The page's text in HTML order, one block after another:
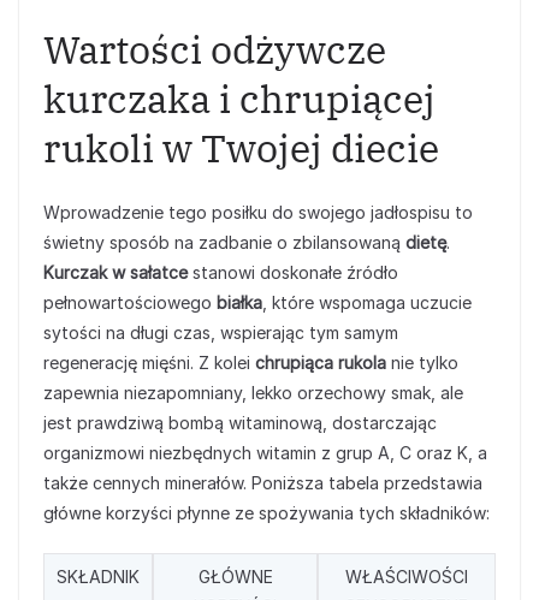
Wartości odżywcze
kurczaka i chrupiącej
rukoli w Twojej diecie
Wprowadzenie tego posiłku do swojego jadłospisu to
świetny sposób na zadbanie o zbilansowaną dietę.
Kurczak w sałatcestanowi doskonałe źródło
pełnowartościowego białka , które wspomaga uczucie
sytości na długi czas, wspierając tym samym
regenerację mięśni. Z kolei chrupiąca rukola nie tylko
zapewnia niezapomniany, lekko orzechowy smak, ale
jest prawdziwą bombą witaminową, dostarczając
organizmowi niezbędnych witamin z grup A, C oraz K, a
także cennych minerałów. Poniższa tabela przedstawia
główne korzyści płynne ze spożywania tych składników:
SKŁADNIK
GŁÓWNE
WŁAŚCIWOŚCI